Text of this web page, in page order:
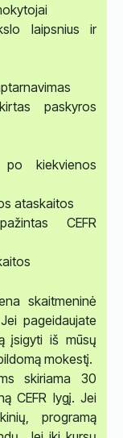
laipsnius ir
paskyros
po kiekvienos
ataskaitos
CEFR
skaitmeninė
pageidaujate
įsigyti iš mūsų
mokestį.
skiriama 30
CEFR lygį. Jei
programą